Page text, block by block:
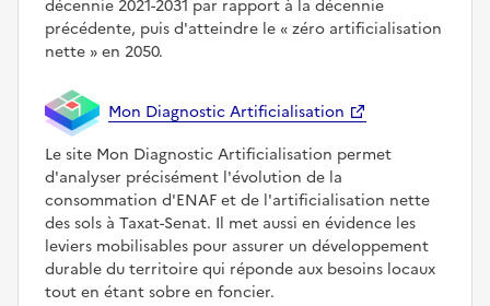
décennie 2021-2031 par rapport à la décennie
précédente, puis d'atteindre le
zéro artificialisation
nette
en 2050.
Mon Diagnostic Artificialisation
Le site Mon Diagnostic Artificialisation permet
d'analyser précisément l'évolution de la
consommation d'ENAF et de l'artificialisation nette
des sols à Taxat-Senat. Il met aussi en évidence les
leviers mobilisables pour assurer un développement
durable du territoire qui réponde aux besoins locaux
tout en étant sobre en foncier.